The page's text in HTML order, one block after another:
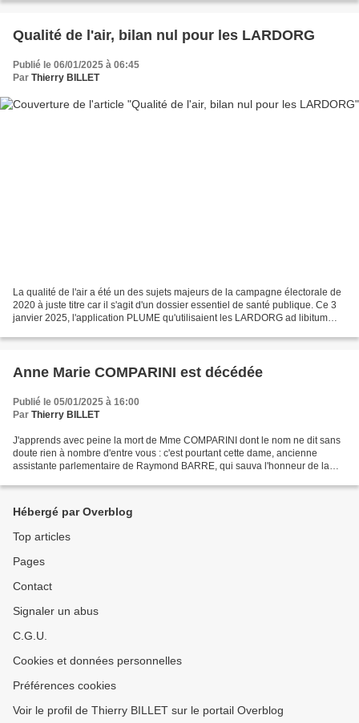
Qualité de l'air, bilan nul pour les LARDORG
Publié le 06/01/2025 à 06:45
Par Thierry BILLET
La qualité de l'air a été un des sujets majeurs de la campagne électorale de
2020 à juste titre car il s'agit d'un dossier essentiel de santé publique. Ce 3
janvier 2025, l'application PLUME qu'utilisaient les LARDORG ad libitum
Anne Marie COMPARINI est décédée
Publié le 05/01/2025 à 16:00
Par Thierry BILLET
J'apprends avec peine la mort de Mme COMPARINI dont le nom ne dit sans
doute rien à nombre d'entre vous : c'est pourtant cette dame, ancienne
assistante parlementaire de Raymond BARRE, qui sauva l'honneur de la
Hébergé par Overblog
Top articles
Pages
Contact
Signaler un abus
C.G.U.
Cookies et données personnelles
Préférences cookies
Voir le profil de Thierry BILLET sur le portail Overblog